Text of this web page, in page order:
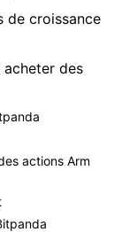
de croissance
des
actions Arm